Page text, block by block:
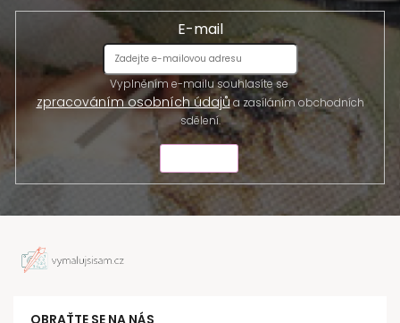
E-mail
Vyplněním e-mailu souhlasíte se
zpracováním osobních údajůa zasíláním obchodních
sdělení.